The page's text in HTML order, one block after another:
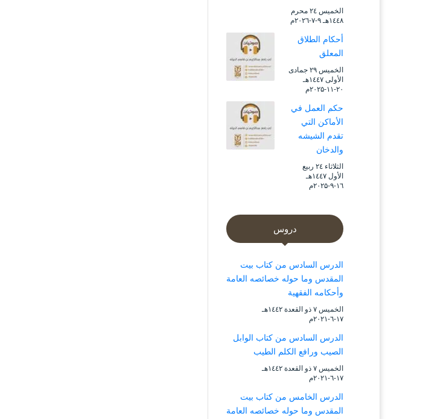
الخميس ۲٤ محرم
۱٤٤۸هـ ۹-۷-۲۰۲٦م
أحكام الطلاق
المعلق
الخميس ۲۹ جمادى
الأولى ۱٤٤۷هـ
۲۰-۱۱-۲۰۲۵م
حكم العمل في
الأماكن التي
تقدم الشيشه
والدخان
الثلاثاء ۲٤ ربيع
الأول ۱٤٤۷هـ
۱٦-۹-۲۰۲۵م
دروس
الدرس السادس من كتاب بيت
المقدس وما حوله خصائصه العامة
وأحكامه الفقهية
الخميس ۷ ذو القعدة ۱٤٤۲هـ
۱۷-٦-۲۰۲۱م
الدرس السادس من كتاب الوابل
الصيب ورافع الكلم الطيب
الخميس ۷ ذو القعدة ۱٤٤۲هـ
۱۷-٦-۲۰۲۱م
الدرس الخامس من كتاب بيت
المقدس وما حوله خصائصه العامة